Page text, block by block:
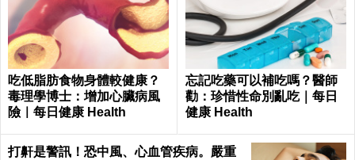
吃低脂肪食物身體較健康？
毒理學博士：增加心臟病風
險｜每日健康 Health
忘記吃藥可以補吃嗎？醫師
勸：珍惜性命別亂吃｜每日
健康 Health
打鼾是警訊！恐中風、心血管疾病。嚴重